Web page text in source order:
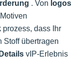
. Von logos
prozess, dass Ihr
Stoff übertragen
vIP-Erlebnis